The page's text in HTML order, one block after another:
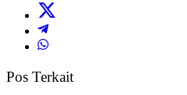
Pos Terkait